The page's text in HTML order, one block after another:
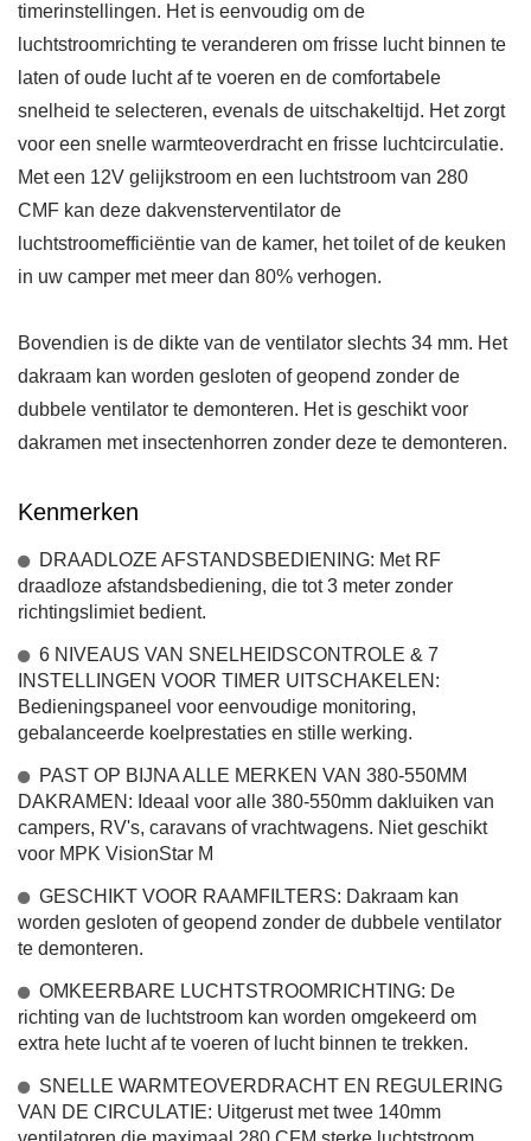
timerinstellingen. Het is eenvoudig om de
luchtstroomrichting te veranderen om frisse lucht binnen te
laten of oude lucht af te voeren en de comfortabele
snelheid te selecteren, evenals de uitschakeltijd. Het zorgt
voor een snelle warmteoverdracht en frisse luchtcirculatie.
Met een 12V gelijkstroom en een luchtstroom van 280
CMF kan deze dakvensterventilator de
luchtstroomefficiëntie van de kamer, het toilet of de keuken
in uw camper met meer dan 80% verhogen.
Bovendien is de dikte van de ventilator slechts 34 mm. Het
dakraam kan worden gesloten of geopend zonder de
dubbele ventilator te demonteren. Het is geschikt voor
dakramen met insectenhorren zonder deze te demonteren.
Kenmerken
DRAADLOZE AFSTANDSBEDIENING: Met RF
draadloze afstandsbediening, die tot 3 meter zonder
richtingslimiet bedient.
6 NIVEAUS VAN SNELHEIDSCONTROLE & 7
INSTELLINGEN VOOR TIMER UITSCHAKELEN:
Bedieningspaneel voor eenvoudige monitoring,
gebalanceerde koelprestaties en stille werking.
PAST OP BIJNA ALLE MERKEN VAN 380-550MM
DAKRAMEN: Ideaal voor alle 380-550mm dakluiken van
campers, RV's, caravans of vrachtwagens. Niet geschikt
voor MPK VisionStar M
GESCHIKT VOOR RAAMFILTERS: Dakraam kan
worden gesloten of geopend zonder de dubbele ventilator
te demonteren.
OMKEERBARE LUCHTSTROOMRICHTING: De
richting van de luchtstroom kan worden omgekeerd om
extra hete lucht af te voeren of lucht binnen te trekken.
SNELLE WARMTEOVERDRACHT EN REGULERING
VAN DE CIRCULATIE: Uitgerust met twee 140mm